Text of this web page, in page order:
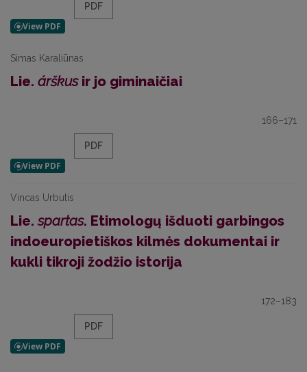
PDF
Simas Karaliūnas
Lie. árškusir jo giminaičiai
166–171
PDF
Vincas Urbutis
Lie.spartas. Etimologų išduoti garbingos
indoeuropietiškos kilmės dokumentai ir
kukli tikroji žodžio istorija
172–183
PDF